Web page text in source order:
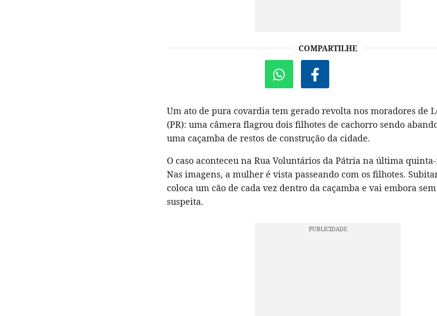
COMPARTILHE
Um ato de pura covardia tem gerado revolta nos moradores de
(PR): uma câmera flagrou dois filhotes de cachorro sendo
uma caçamba de restos de construção da cidade.
O caso aconteceu na Rua Voluntários da Pátria na última
Nas imagens, a mulher é vista passeando com os filhotes.
coloca um cão de cada vez dentro da caçamba e vai embora
suspeita.